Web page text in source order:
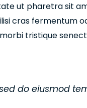
ut pharetra sit
cras fermentum
tristique
do eiusmod